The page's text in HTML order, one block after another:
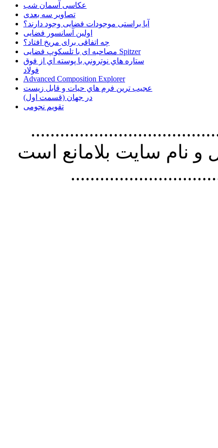
عکاسی آسمان شب
تصاویر سه بعدی
آیا براستی موجودات فضایی وجود دارند؟
اولین آسانسور فضایی
چه اتفاقی برای مریخ افتاد؟
مصاحبه ای با تلسکوپ فضایی Spitzer
ستاره هاي نوتروني با پوسته اي از فوق
فولاد
Advanced Composition Explorer
عجیب ترین فرم هاي حيات و قابل زيست
در جهان (قسمت اول)
تقویم نجومی
استفاده از
نام سايت بلامانع است